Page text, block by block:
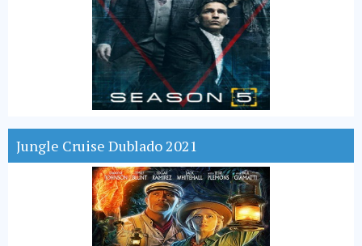
Jungle Cruise Dublado 2021